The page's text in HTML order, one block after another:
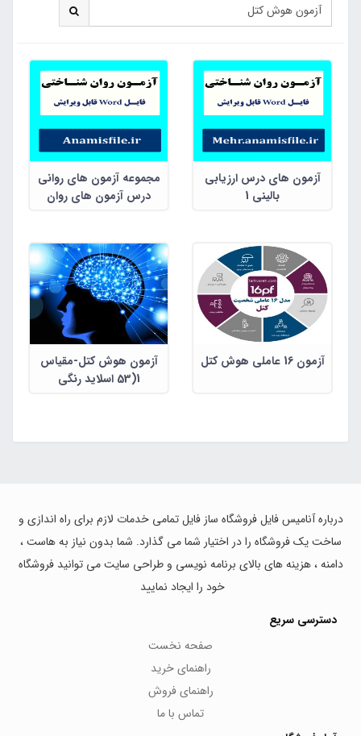
آزمون های درس ارزیابی
بالینی 1
مجموعه آزمون های روانی
درس آزمون های روان
آزمون 16 عاملی هوش کتل
آزمون هوش کتل-مقیاس
1(53 اسلاید رنگی
درباره آنامیس فایل فروشگاه ساز فایل تمامی خدمات لازم برای راه اندازی و
ساخت یک فروشگاه را در اختیار شما می گذارد. شما بدون نیاز به هاست ،
دامنه ، هزینه های بالای برنامه نویسی و طراحی سایت می توانید فروشگاه
خود را ایجاد نمایید
دسترسی سریع
صفحه نخست
راهنمای خرید
راهنمای فروش
تماس با ما